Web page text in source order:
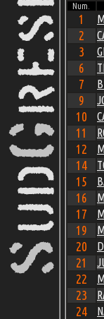
Num.
1
2
3
6
7
9
10
11
12
14
15
16
17
19
20
21
22
23
24